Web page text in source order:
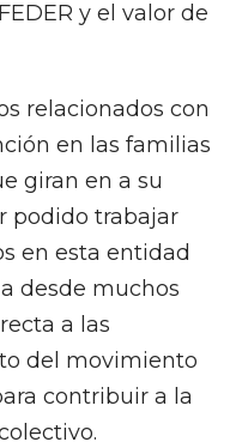
y el valor de
relacionados con
en las familias
giran en a su
podido trabajar
en esta entidad
desde muchos
a las
del movimiento
contribuir a la